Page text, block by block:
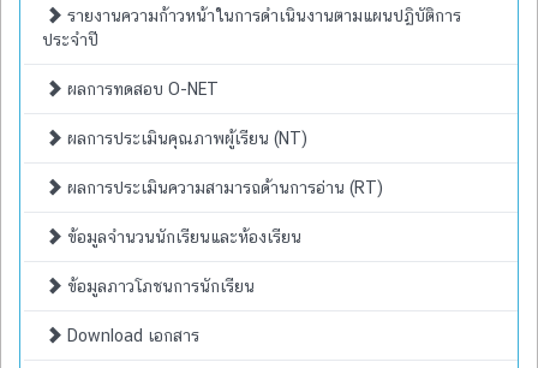
รายงานความก้าวหน้าในการดำเนินงานตามแผนปฏิบัติการ
ประจำปี
ผลการทดสอบ O-NET
ผลการประเมินคุณภาพผู้เรียน (NT)
ผลการประเมินความสามารถด้านการอ่าน (RT)
ข้อมูลจำนวนนักเรียนและห้องเรียน
ข้อมูลภาวโภชนการนักเรียน
Download เอกสาร